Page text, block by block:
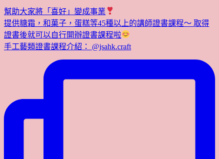
幫助大家將「喜好」變成事業
提供糖霜，和菓子，蛋糕等45種以上的講師證書課程～ 取得
證書後就可以自行開辦證書課程啦
手工藝類證書課程介紹： @jsahk.craft